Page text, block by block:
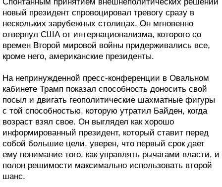
новый президент спровоцировал тревогу сразу в
нескольких зарубежных столицах. Он мгновенно
отвернул США от интернационализма, которого со
времен Второй мировой войны придерживались все,
кроме него, американские президенты.
На непринужденной пресс-конференции в Овальном
кабинете Трамп показал способность доносить свой
посыл и двигать геополитические шахматные фигуры
с той способностью, которую утратил Байден, когда
возраст взял свое. Он выглядел как хорошо
информированный президент, который ставит перед
собой большие цели, уверен, что первый срок дает
ему понимание того, как управлять рычагами власти, и
полон решимости максимально использовать второй
шанс.